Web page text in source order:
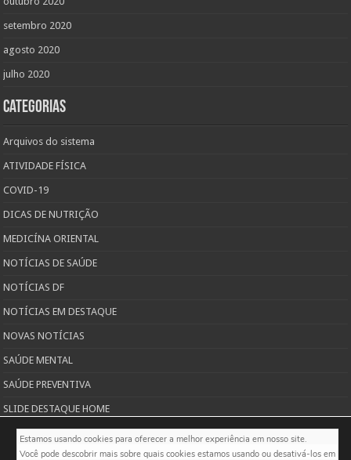
setembro 2020
agosto 2020
julho 2020
Categorias
Arquivos do sistema
ATIVIDADE FÍSICA
COVID-19
DICAS DE NUTRIÇÃO
MEDICÍNA ORIENTAL
NOTÍCIAS DE SAÚDE
NOTÍCIAS DF
NOTÍCIAS EM DESTAQUE
NOVAS NOTÍCIAS
SAÚDE MENTAL
SAÚDE PREVENTIVA
SLIDE DESTAQUE HOME
TODAS AS PUBLICAÇÕES SOBRE SAÚDE
Estamos usando cookies para oferecer a melhor experiência em nosso site.
Você pode descobrir mais sobre quais cookies estamos usando ou desativá-los em